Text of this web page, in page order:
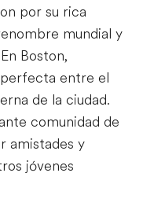
por su rica
mundial y
Boston,
entre el
de la ciudad.
comunidad de
amistades y
jóvenes